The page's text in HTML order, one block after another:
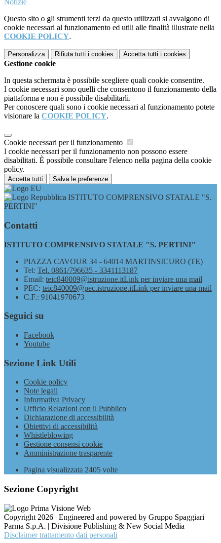
Notizie
Questo sito o gli strumenti terzi da questo utilizzati si avvalgono di
cookie necessari al funzionamento ed utili alle finalità illustrate nella
COOKIE POLICY.
Personalizza Rifiuta tutti i cookies Accetta tutti i cookies
Gestione cookie
In questa schermata è possibile scegliere quali cookie consentire.
I cookie necessari sono quelli che consentono il funzionamento della
piattaforma e non è possibile disabilitarli.
Per conoscere quali sono i cookie necessari al funzionamento potete
visionare la COOKIE POLICY.
Cookie necessari per il funzionamento
I cookie necessari per il funzionamento non possono essere
disabilitati. È possibile consultare l'elenco nella pagina della cookie
policy.
Accetta tutti Salva le preferenze
ISTITUTO COMPRENSIVO STATALE "S.
PERTINI"
Contatti
ISTITUTO COMPRENSIVO STATALE "S. PERTINI"
PIAZZA CAVOUR 34 - 64014 MARTINSICURO (TE)
Tel: Tel. 0861/796635 - 3341113187
Email: teic840009@istruzione.itLink per inviare una mail
PEC: teic840009@pec.istruzione.itLink per inviare una mail
C.F.: 91041970673
Seguici su
Facebook
Youtube
Sezione Link Utili
Cookie policy
Note legali
Informativa Privacy
Ufficio Relazioni con il Pubblico
Dichiarazione di accessibilità
Obiettivi di accessibilità
Whistleblowing
Gestione consensi cookie
Amministrazione trasparente
Pagina visualizzata 2405 volte
Sezione Copyright
Copyright 2026 | Engineered and powered by Gruppo Spaggiari
Parma S.p.A. | Divisione Publishing & New Social Media
Disclaimer trattamento dati personali